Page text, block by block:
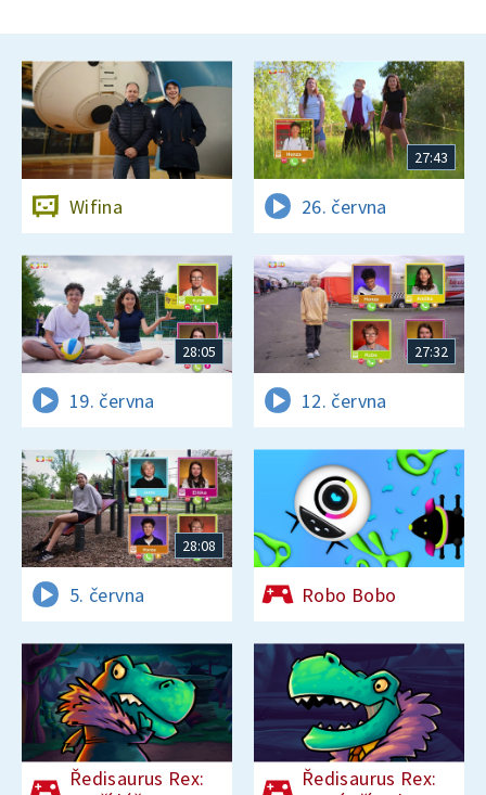
Wifina
27:43
26. června
28:05
19. června
27:32
12. června
28:08
5. června Robo Bobo
Ředisaurus Rex:
Ředisaurus Rex: